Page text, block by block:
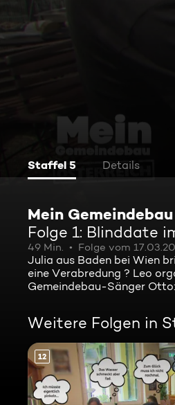
Staffel 5 Details
Mein
Folge 1: Blinddate
49 Min. Folge vom
Julia aus Baden bei Wien
eine Verabredung ? Leo
Gemeindebau-Sänger
Weitere Folgen in
12